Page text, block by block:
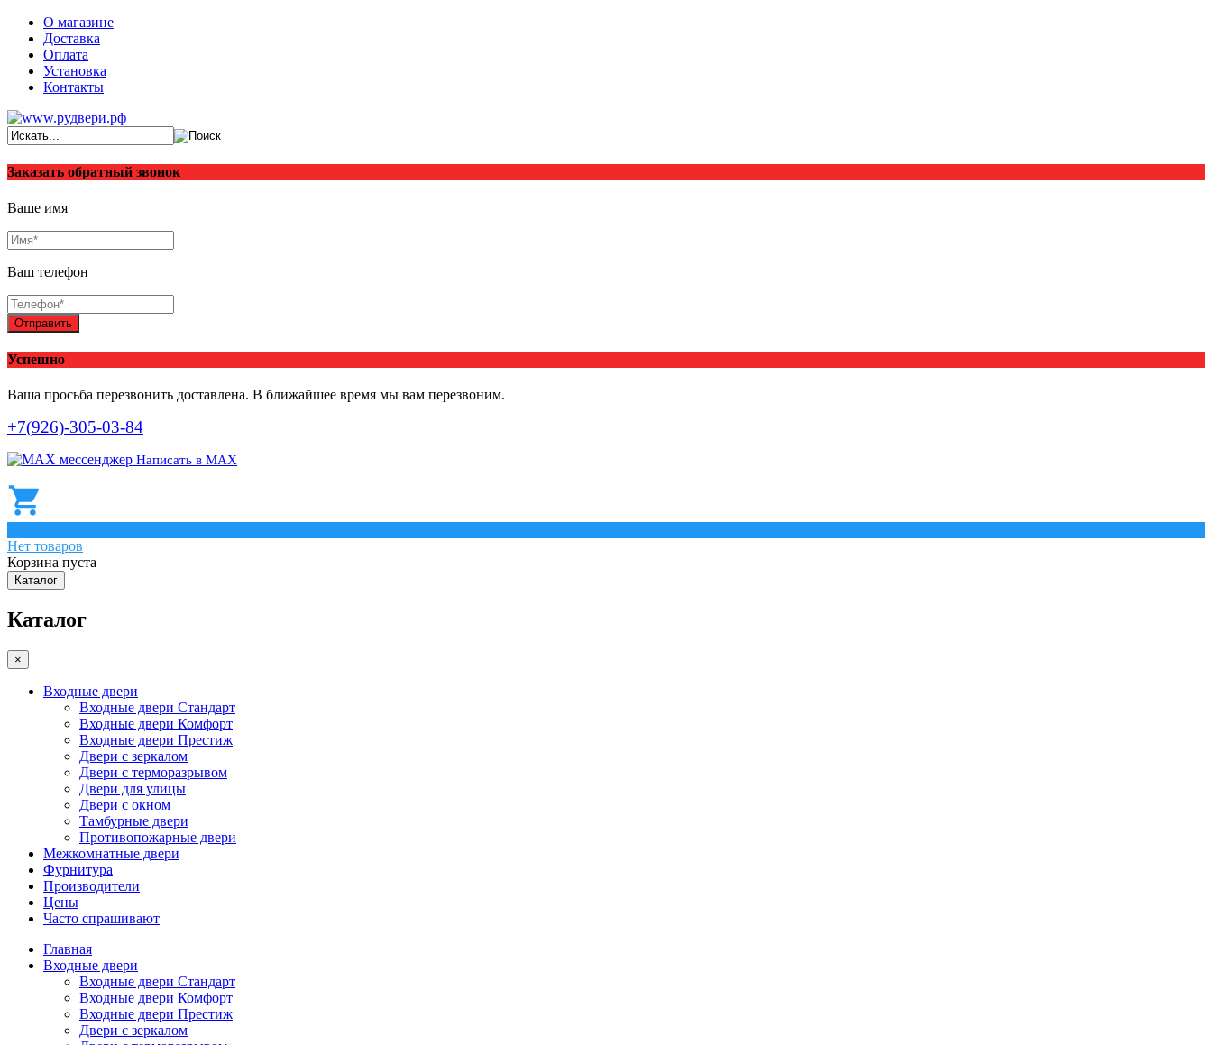
О магазине
Доставка
Оплата
Установка
Контакты
Заказать обратный звонок
Ваше имя
Ваш телефон
Отправить
Успешно
Ваша просьба перезвонить доставлена. В ближайшее время мы вам перезвоним.
+7(926)-305-03-84
Написать в МАХ
Нет товаров
Корзина пуста
Каталог
Каталог
×
Входные двери
Входные двери Стандарт
Входные двери Комфорт
Входные двери Престиж
Двери с зеркалом
Двери с терморазрывом
Двери для улицы
Двери с окном
Тамбурные двери
Противопожарные двери
Межкомнатные двери
Фурнитура
Производители
Цены
Часто спрашивают
Главная
Входные двери
Входные двери Стандарт
Входные двери Комфорт
Входные двери Престиж
Двери с зеркалом